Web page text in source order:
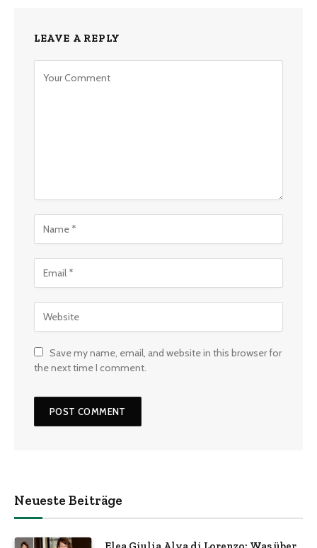
LEAVE A REPLY
Save my name, email, and website in this browser for
the next time I comment.
Neueste Beiträge